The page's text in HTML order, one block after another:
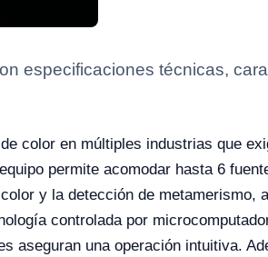
especificaciones técnicas,
color en múltiples industrias que
permite acomodar hasta 6
y la detección de metamerismo,
controlada por
aseguran una operación intuitiva.